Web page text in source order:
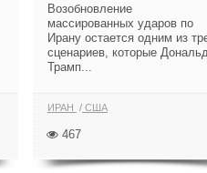
Возобновление
массированных ударов по
Ирану остается одним из
сценариев, которые
Трамп...
ИРАН США
467